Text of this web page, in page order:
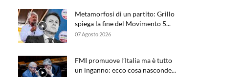
Metamorfosi di un partito: Grillo
spiega la fine del Movimento 5...
07 Agosto 2026
FMI promuove l’Italia ma è tutto
un inganno: ecco cosa nasconde...